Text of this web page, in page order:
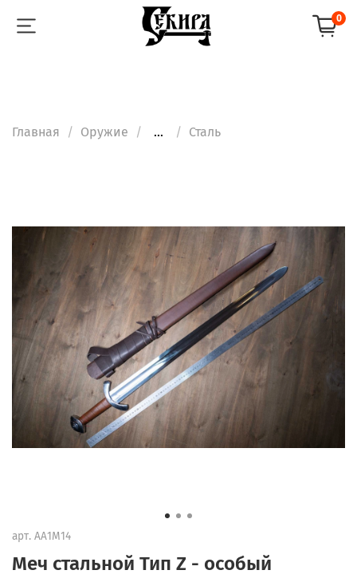
0
Главная Оружие ... Сталь
арт. АА1М14
Меч стальной Тип Z - особый